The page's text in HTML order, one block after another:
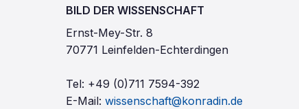
BILD DER WISSENSCHAFT
Ernst-Mey-Str. 8
70771 Leinfelden-Echterdingen
Tel: +49 (0)711 7594-392
E-Mail: wissenschaft@konradin.de